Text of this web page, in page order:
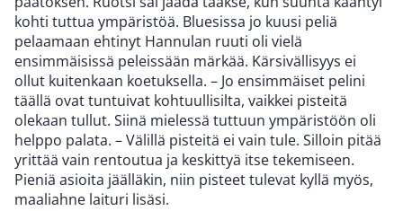
kohti tuttua ympäristöä. Bluesissa jo kuusi peliä
pelaamaan ehtinyt Hannulan ruuti oli vielä
ensimmäisissä peleissään märkää. Kärsivällisyys ei
ollut kuitenkaan koetuksella. – Jo ensimmäiset pelini
täällä ovat tuntuivat kohtuullisilta, vaikkei pisteitä
olekaan tullut. Siinä mielessä tuttuun ympäristöön oli
helppo palata. – Välillä pisteitä ei vain tule. Silloin pitää
yrittää vain rentoutua ja keskittyä itse tekemiseen.
Pieniä asioita jäälläkin, niin pisteet tulevat kyllä myös,
maaliahne laituri lisäsi.